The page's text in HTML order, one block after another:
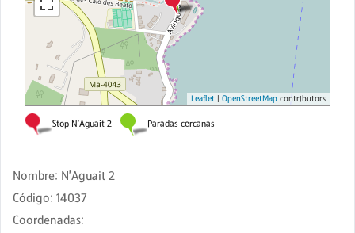
Nombre: N'Aguait 2
Código: 14037
Coordenadas: